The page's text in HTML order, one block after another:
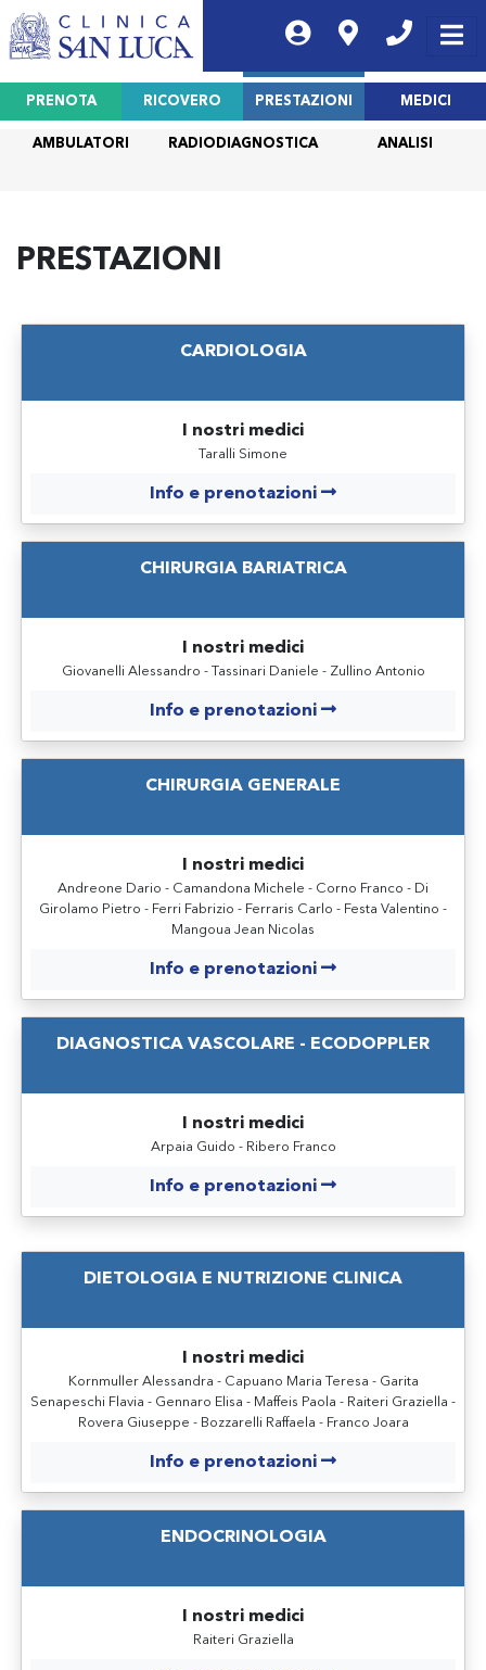
PRENOTA RICOVERO PRESTAZIONI
AMBULATORI RADIODIAGNOSTICA ANALISI
MEDICI
PRESTAZIONI
CARDIOLOGIA
I nostri medici
Taralli Simone
Info e prenotazioni
CHIRURGIA BARIATRICA
I nostri medici
Giovanelli Alessandro - Tassinari Daniele - Zullino Antonio
Info e prenotazioni
CHIRURGIA GENERALE
I nostri medici
Andreone Dario - Camandona Michele - Corno Franco - Di
Girolamo Pietro - Ferri Fabrizio - Ferraris Carlo - Festa Valentino -
Mangoua Jean Nicolas
Info e prenotazioni
DIAGNOSTICA VASCOLARE - ECODOPPLER
I nostri medici
Arpaia Guido - Ribero Franco
Info e prenotazioni
DIETOLOGIA E NUTRIZIONE CLINICA
I nostri medici
Kornmuller Alessandra - Capuano Maria Teresa - Garita
Senapeschi Flavia - Gennaro Elisa - Maffeis Paola - Raiteri Graziella -
Rovera Giuseppe - Bozzarelli Raffaela - Franco Joara
Info e prenotazioni
ENDOCRINOLOGIA
I nostri medici
Raiteri Graziella